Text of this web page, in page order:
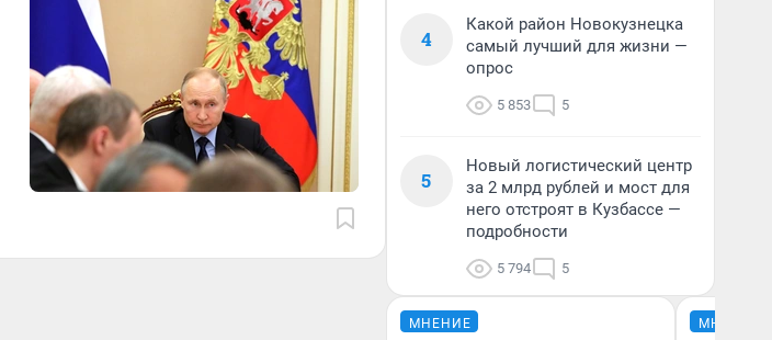
4
Какой район Новокузнецка
самый лучший для жизни —
опрос
5 853 5
5
Новый логистический центр
за 2 млрд рублей и мост для
него отстроят в Кузбассе —
подробности
5 794 5
МНЕНИЕ МНЕНИЕ